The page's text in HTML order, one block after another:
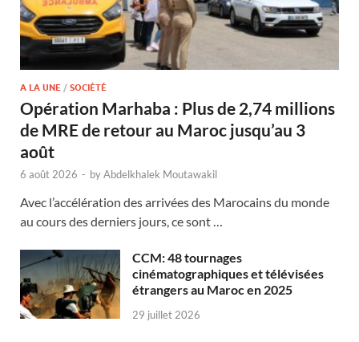
A LA UNE / SOCIÉTÉ
Opération Marhaba : Plus de 2,74 millions
de MRE de retour au Maroc jusqu’au 3
août
6 août 2026 - byAbdelkhalek Moutawakil
Avec l’accélération des arrivées des Marocains du monde
au cours des derniers jours, ce sont …
CCM: 48 tournages
cinématographiques et télévisées
étrangers au Maroc en 2025
29 juillet 2026